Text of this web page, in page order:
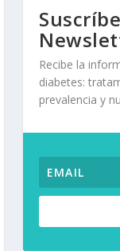
Recibe la
diabetes:
prevalencia y